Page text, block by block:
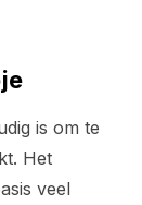
is om te
Het
veel